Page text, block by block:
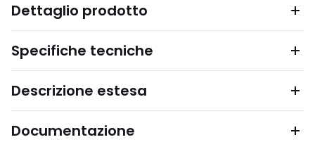
Dettaglio prodotto
Specifiche tecniche
Descrizione estesa
Documentazione